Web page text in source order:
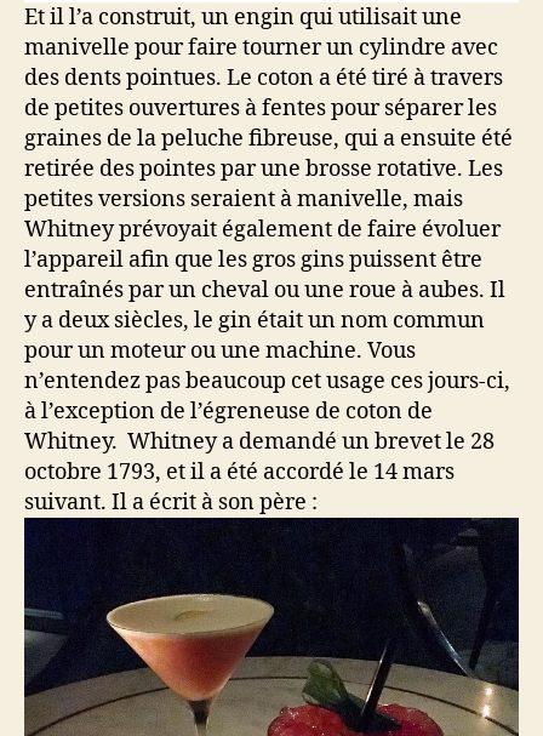
Et il l’a construit, un engin qui utilisait une
manivelle pour faire tourner un cylindre avec
des dents pointues. Le coton a été tiré à travers
de petites ouvertures à fentes pour séparer les
graines de la peluche fibreuse, qui a ensuite été
retirée des pointes par une brosse rotative. Les
petites versions seraient à manivelle, mais
Whitney prévoyait également de faire évoluer
l’appareil afin que les gros gins puissent être
entraînés par un cheval ou une roue à aubes. Il
y a deux siècles, le gin était un nom commun
pour un moteur ou une machine. Vous
n’entendez pas beaucoup cet usage ces jours-ci,
à l’exception de l’égreneuse de coton de
Whitney. Whitney a demandé un brevet le 28
octobre 1793, et il a été accordé le 14 mars
suivant. Il a écrit à son père :